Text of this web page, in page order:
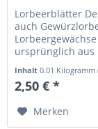
Lorbeerblätter
auch
ursprünglich aus
Inhalt0.01 Kilogramm
2,50 € *
Merken